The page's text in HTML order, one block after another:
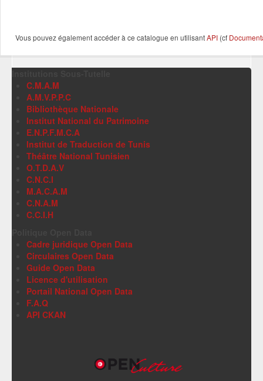
Vous pouvez également accéder à ce catalogue en utilisantAPI (cf
C.M.A.M
A.M.V.P.P.C
Bibliothèque Nationale
Institut National du Patrimoine
E.N.P.F.M.C.A
Institut de Traduction de Tunis
Théâtre National Tunisien
O.T.D.A.V
C.N.C.I
M.A.C.A.M
C.N.A.M
C.C.I.H
Cadre juridique Open Data
Circulaires Open Data
Guide Open Data
Licence d'utilisation
Portail National Open Data
F.A.Q
API CKAN